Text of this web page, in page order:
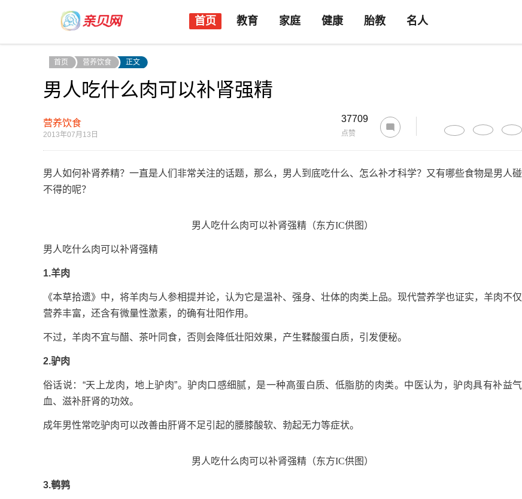
首页 教育 家庭 健康 胎教 名人
首页 营养饮食 正文
男人吃什么肉可以补肾强精
营养饮食
2013年07月13日
37709
点赞
男人如何补肾养精？一直是人们非常关注的话题，那么，男人到底吃什么、怎么补才科学？又有哪些食物是男人碰
不得的呢？
男人吃什么肉可以补肾强精（东方IC供图）
男人吃什么肉可以补肾强精
1.羊肉
《本草拾遗》中，将羊肉与人参相提并论，认为它是温补、强身、壮体的肉类上品。现代营养学也证实，羊肉不仅
营养丰富，还含有微量性激素，的确有壮阳作用。
不过，羊肉不宜与醋、茶叶同食，否则会降低壮阳效果，产生鞣酸蛋白质，引发便秘。
2.驴肉
俗话说：“天上龙肉，地上驴肉”。驴肉口感细腻，是一种高蛋白质、低脂肪的肉类。中医认为，驴肉具有补益气
血、滋补肝肾的功效。
成年男性常吃驴肉可以改善由肝肾不足引起的腰膝酸软、勃起无力等症状。
男人吃什么肉可以补肾强精（东方IC供图）
3.鹌鹑